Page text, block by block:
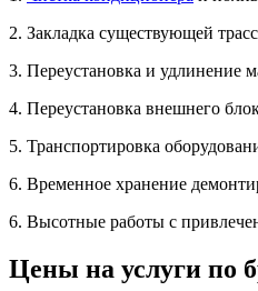
2. Закладка существующей
3. Переустановка и удлинение
4. Переустановка внешнего
5. Транспортировка
6. Временное хранение
6. Высотные работы с
Цены на услуги по